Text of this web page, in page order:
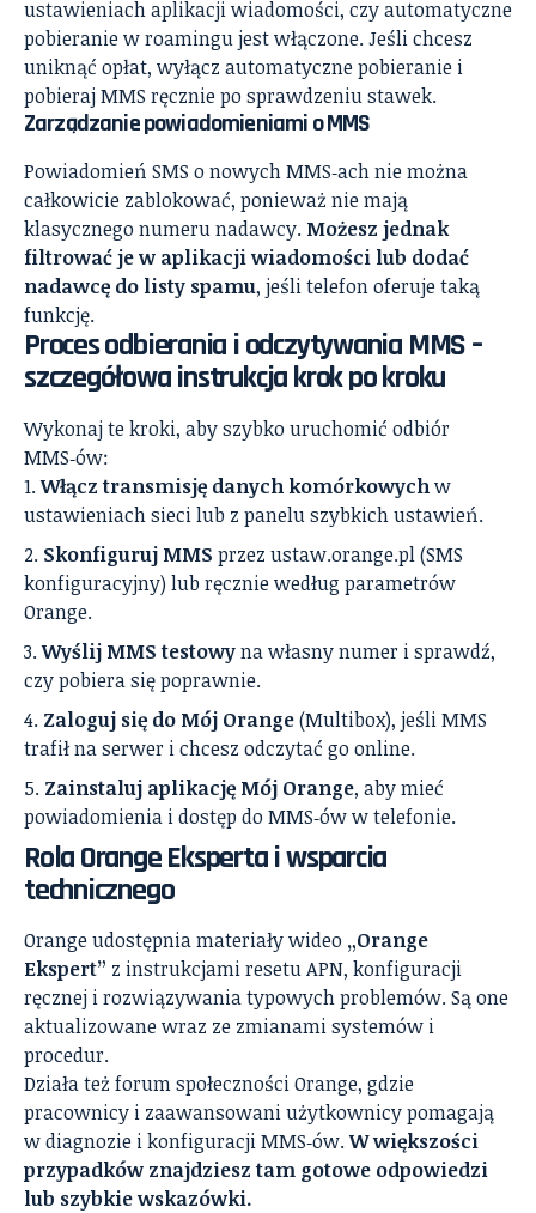
ustawieniach aplikacji wiadomości, czy automatyczne
pobieranie w roamingu jest włączone. Jeśli chcesz
uniknąć opłat, wyłącz automatyczne pobieranie i
pobieraj MMS ręcznie po sprawdzeniu stawek.
Zarządzanie powiadomieniami o MMS
Powiadomień SMS o nowych MMS‑ach nie można
całkowicie zablokować, ponieważ nie mają
klasycznego numeru nadawcy. Możesz jednak
filtrować je w aplikacji wiadomości lub dodać
nadawcę do listy spamu, jeśli telefon oferuje taką
funkcję.
Proces odbierania i odczytywania MMS –
szczegółowa instrukcja krok po kroku
Wykonaj te kroki, aby szybko uruchomić odbiór
MMS‑ów:
Włącz transmisję danych komórkowychw
ustawieniach sieci lub z panelu szybkich ustawień.
Skonfiguruj MMS przez ustaw.orange.pl (SMS
konfiguracyjny) lub ręcznie według parametrów
Orange.
Wyślij MMS testowyna własny numer i sprawdź,
czy pobiera się poprawnie.
Zaloguj się do Mój Orange(Multibox), jeśli MMS
trafił na serwer i chcesz odczytać go online.
Zainstaluj aplikację Mój Orange, aby mieć
powiadomienia i dostęp do MMS‑ów w telefonie.
Rola Orange Eksperta i wsparcia
technicznego
Orange udostępnia materiały wideo „Orange
Ekspert” z instrukcjami resetu APN, konfiguracji
ręcznej i rozwiązywania typowych problemów. Są one
aktualizowane wraz ze zmianami systemów i
procedur.
Działa też forum społeczności Orange, gdzie
pracownicy i zaawansowani użytkownicy pomagają
w diagnozie i konfiguracji MMS‑ów.W większości
przypadków znajdziesz tam gotowe odpowiedzi
lub szybkie wskazówki.